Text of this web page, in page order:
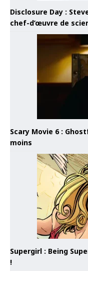
Disclosure Day :
chef-d’œuvre de
Scary Movie 6 :
moins
Supergirl : Being
!